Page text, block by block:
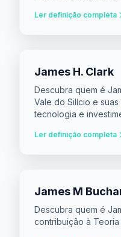
Ler definição completa
James H. Clark
Descubra quem é
Vale do Silício e
tecnologia e
Ler definição completa
James M
Descubra quem é
contribuição à Teoria